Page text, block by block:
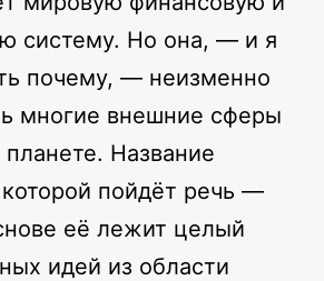
систему. Но она, — и я
почему, — неизменно
многие внешние сферы
Название
пойдёт речь —
её лежит целый
идей из области